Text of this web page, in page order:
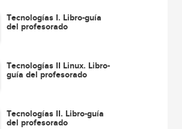
Tecnologías I. Libro-guía
del profesorado
Tecnologías II Linux. Libro-
guía del profesorado
Tecnologías II. Libro-guía
del profesorado